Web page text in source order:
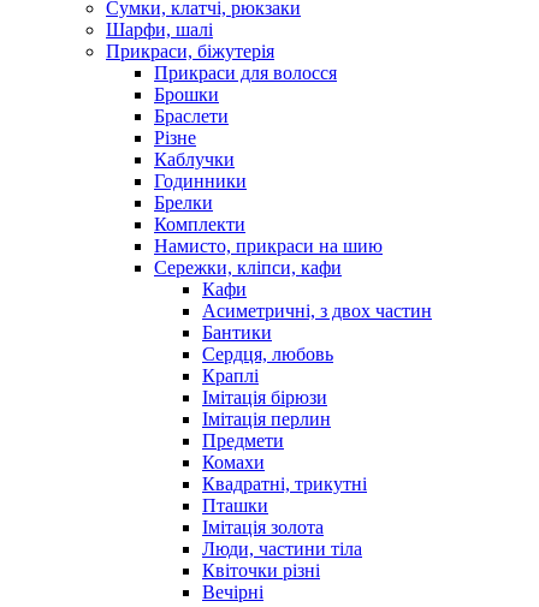
Сумки, клатчі, рюкзаки
Шарфи, шалі
Прикраси, біжутерія
Прикраси для волосся
Брошки
Браслети
Різне
Каблучки
Годинники
Брелки
Комплекти
Намисто, прикраси на шию
Сережки, кліпси, кафи
Кафи
Асиметричні, з двох частин
Бантики
Сердця, любовь
Краплі
Імітація бірюзи
Імітація перлин
Предмети
Комахи
Квадратні, трикутні
Пташки
Імітація золота
Люди, частини тіла
Квіточки різні
Вечірні